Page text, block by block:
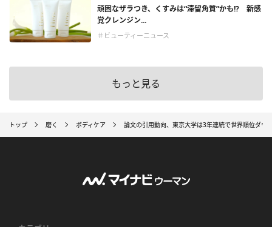
頑固なザラつき、くすみは“滞留角質”かも!? 新感
覚クレンジン...
＃ビューティーニュース
もっと見る
トップ 磨く ボディケア 論文の引用動向、東京大学は3年連続で世界順位ダウ